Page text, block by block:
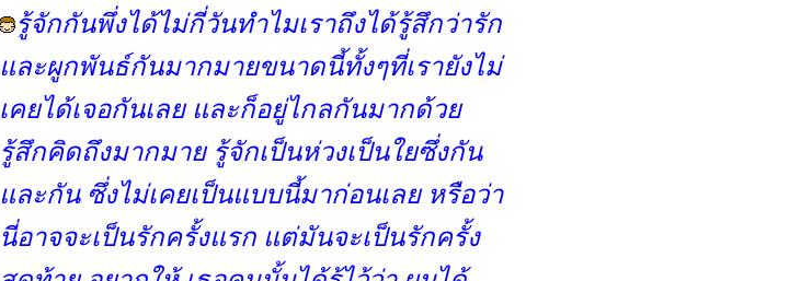
รู้จักกันพึ่งได้ไม่กี่วันทำไมเราถึงได้รู้สึกว่ารัก
ละผูกพันธ์กันมากมายขนาดนี้ทั้งๆที่เรายังไม่
เคยได้เจอกันเลย และก็อยู่ไกลกันมากด้ว
รู้สึกคิดถึงมากมาย รู้จักเป็นห่วงเป็นใยซึ่งกัน
ละกัน ซึ่งไม่เคยเป็นแบบนี้มาก่อนเลย หรือว่า
นี่อาจจะเป็นรักครั้งแรก แต่มันจะเป็นรักครั้ง